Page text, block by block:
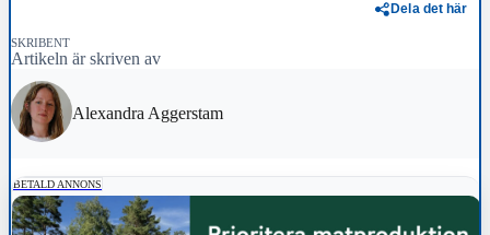
Dela det här
SKRIBENT
Artikeln är skriven av
Alexandra Aggerstam
BETALD ANNONS